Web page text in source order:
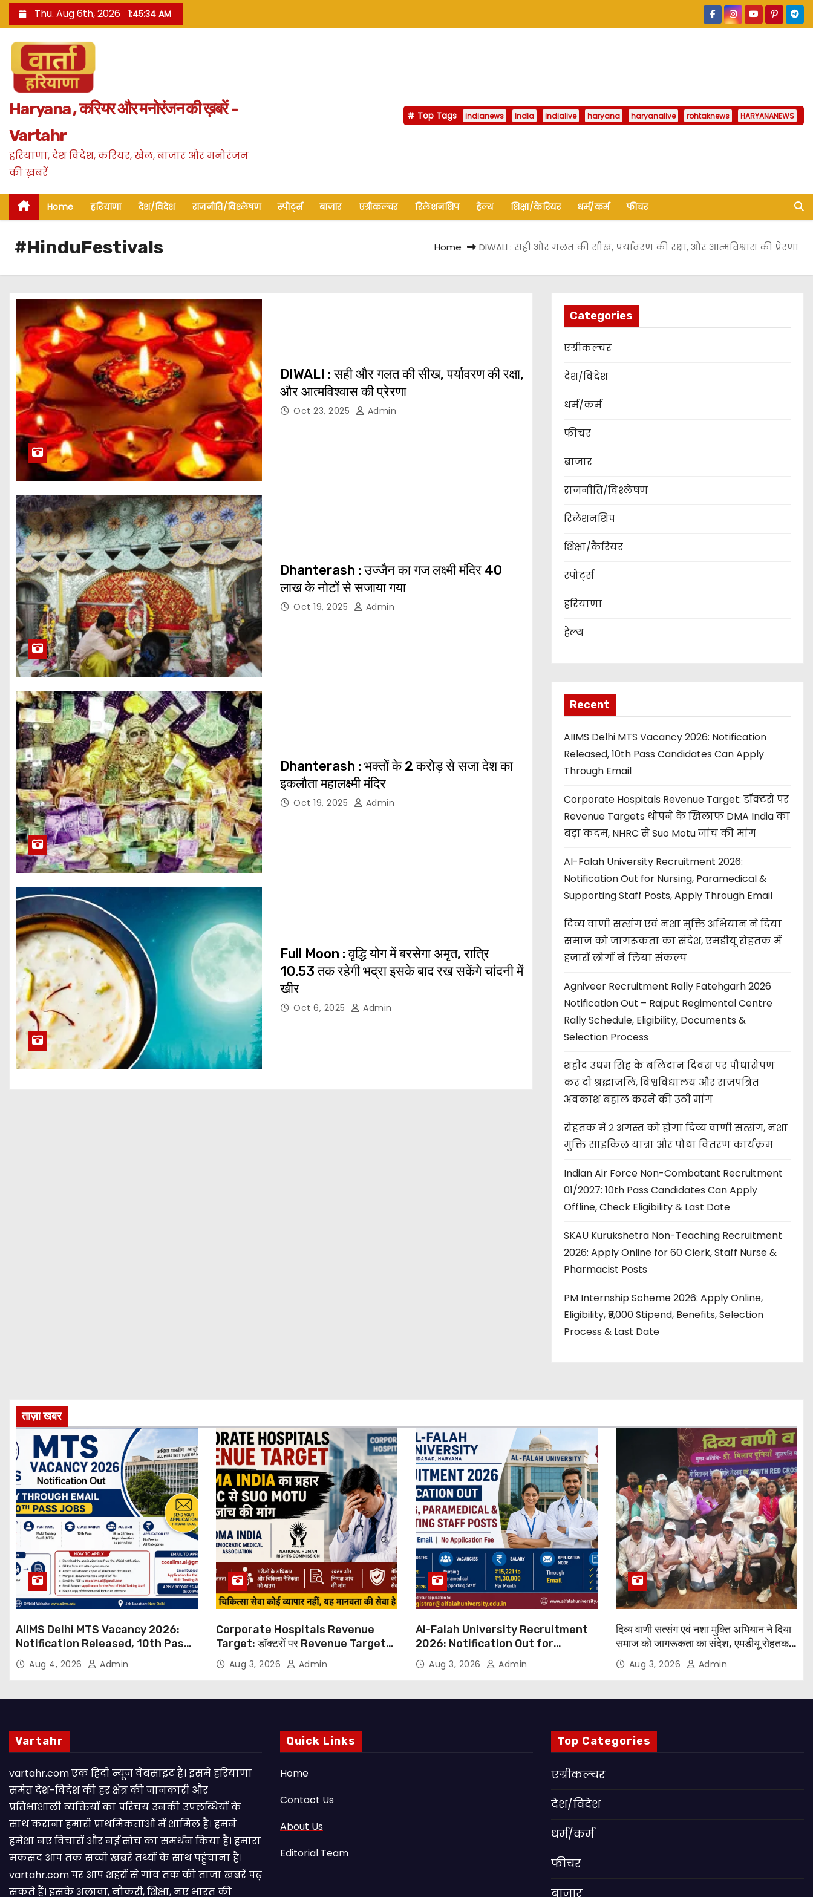
k
n
Thu. Aug 6th, 2026 1:45:35 AM
Haryana , करियर और मनोरंजन की ख़बरें -
Vartahr
हरियाणा, देश विदेश, करियर, खेल, बाजार और मनोरंजन
की ख़बरें
Top Tags indianews india indialive haryana haryanalive rohtaknews HARYANANEWS
Home हरियाणा देश/विदेश राजनीति/विश्लेषण स्पोर्ट्स बाजार एग्रीकल्चर रिलेशनशिप हेल्थ शिक्षा/कैरियर धर्म/कर्म फीचर
#HinduFestivals Home DIWALI : सही और गलत की सीख, पर्यावरण की रक्षा, और आत्मविश्वास की प्रेरणा
DIWALI : सही और गलत की सीख, पर्यावरण की रक्षा,
और आत्मविश्वास की प्रेरणा
Oct 23, 2025 Admin
Dhanterash : उज्जैन का गज लक्ष्मी मंदिर 40
लाख के नोटों से सजाया गया
Oct 19, 2025 Admin
Dhanterash : भक्तों के 2 करोड़ से सजा देश का
इकलौता महालक्ष्मी मंदिर
Oct 19, 2025 Admin
Full Moon : वृद्धि योग में बरसेगा अमृत, रात्रि
10.53 तक रहेगी भद्रा इसके बाद रख सकेंगे चांदनी में
खीर
Oct 6, 2025 Admin
Categories
एग्रीकल्चर
देश/विदेश
धर्म/कर्म
फीचर
बाजार
राजनीति/विश्लेषण
रिलेशनशिप
शिक्षा/कैरियर
स्पोर्ट्स
हरियाणा
हेल्थ
Recent
AIIMS Delhi MTS Vacancy 2026: Notification
Released, 10th Pass Candidates Can Apply
Through Email
Corporate Hospitals Revenue Target: डॉक्टरों पर
Revenue Targets थोपने के खिलाफ DMA India का
बड़ा कदम, NHRC से Suo Motu जांच की मांग
Al-Falah University Recruitment 2026:
Notification Out for Nursing, Paramedical &
Supporting Staff Posts, Apply Through Email
दिव्य वाणी सत्संग एवं नशा मुक्ति अभियान ने दिया
समाज को जागरूकता का संदेश, एमडीयू रोहतक में
हजारों लोगों ने लिया संकल्प
Agniveer Recruitment Rally Fatehgarh 2026
Notification Out – Rajput Regimental Centre
Rally Schedule, Eligibility, Documents &
Selection Process
शहीद उधम सिंह के बलिदान दिवस पर पौधारोपण
कर दी श्रद्धांजलि, विश्वविद्यालय और राजपत्रित
अवकाश बहाल करने की उठी मांग
रोहतक में 2 अगस्त को होगा दिव्य वाणी सत्संग, नशा
मुक्ति साइकिल यात्रा और पौधा वितरण कार्यक्रम
Indian Air Force Non-Combatant Recruitment
01/2027: 10th Pass Candidates Can Apply
Offline, Check Eligibility & Last Date
SKAU Kurukshetra Non-Teaching Recruitment
2026: Apply Online for 60 Clerk, Staff Nurse &
Pharmacist Posts
PM Internship Scheme 2026: Apply Online,
Eligibility, ₹9,000 Stipend, Benefits, Selection
Process & Last Date
ताज़ा खबर
AIIMS Delhi MTS Vacancy 2026:
Notification Released, 10th Pass
Candidates Can Apply Through
Email
Aug 4, 2026 Admin
Corporate Hospitals Revenue
Target: डॉक्टरों पर Revenue Targets
थोपने के खिलाफ DMA India का बड़ा कदम,
NHRC से Suo Motu जांच की मांग
Aug 3, 2026 Admin
Al-Falah University Recruitment
2026: Notification Out for
Nursing, Paramedical &
Supporting Staff Posts, Apply
Aug 3, 2026 Admin
दिव्य वाणी सत्संग एवं नशा मुक्ति अभियान ने दिया
समाज को जागरूकता का संदेश, एमडीयू रोहतक में
हजारों लोगों ने लिया संकल्प
Aug 3, 2026 Admin
Vartahr
vartahr.com एक हिंदी न्यूज वेबसाइट है। इसमें हरियाणा
समेत देश-विदेश की हर क्षेत्र की जानकारी और
प्रतिभाशाली व्यक्तियों का परिचय उनकी उपलब्धियों के
साथ कराना हमारी प्राथमिकताओं में शामिल है। हमने
हमेशा नए विचारों और नई सोच का समर्थन किया है। हमारा
मकसद आप तक सच्ची खबरें तथ्यों के साथ पहुंचाना है।
vartahr.com पर आप शहरों से गांव तक की ताजा खबरें पढ़
सकते हैं। इसके अलावा, नौकरी, शिक्षा, नए भारत की
Quick Links
Home
Contact Us
About Us
Editorial Team
Top Categories
एग्रीकल्चर
देश/विदेश
धर्म/कर्म
फीचर
बाजार